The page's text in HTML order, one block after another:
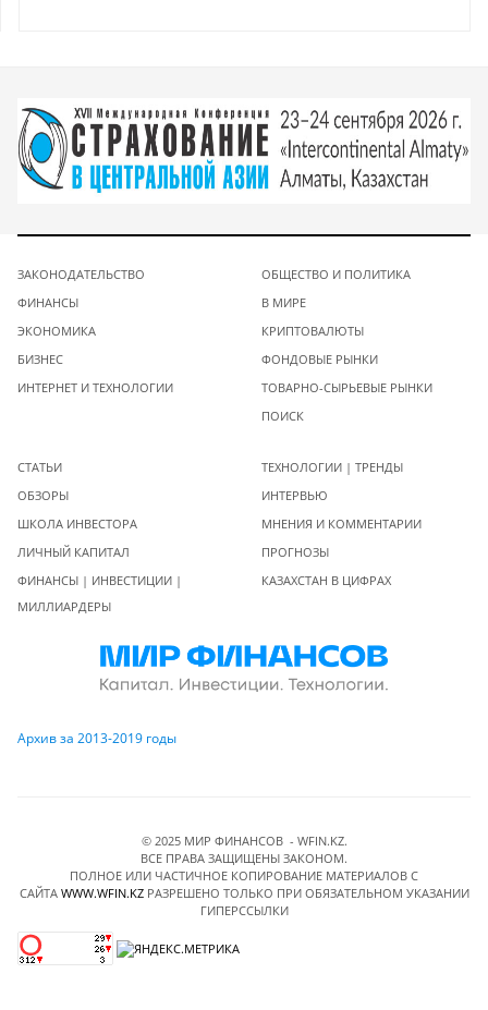
ЗАКОНОДАТЕЛЬСТВО
ФИНАНСЫ
ЭКОНОМИКА
БИЗНЕС
ИНТЕРНЕТ И ТЕХНОЛОГИИ
ОБЩЕСТВО И ПОЛИТИКА
В МИРЕ
КРИПТОВАЛЮТЫ
ФОНДОВЫЕ РЫНКИ
ТОВАРНО-СЫРЬЕВЫЕ РЫНКИ
ПОИСК
СТАТЬИ
ОБЗОРЫ
ШКОЛА ИНВЕСТОРА
ЛИЧНЫЙ КАПИТАЛ
ФИНАНСЫ | ИНВЕСТИЦИИ |
МИЛЛИАРДЕРЫ
ТЕХНОЛОГИИ | ТРЕНДЫ
ИНТЕРВЬЮ
МНЕНИЯ И КОММЕНТАРИИ
ПРОГНОЗЫ
КАЗАХСТАН В ЦИФРАХ
Архив за 2013-2019 годы
© 2025 МИР ФИНАНСОВ - WFIN.KZ.
ВСЕ ПРАВА ЗАЩИЩЕНЫ ЗАКОНОМ.
ПОЛНОЕ ИЛИ ЧАСТИЧНОЕ КОПИРОВАНИЕ МАТЕРИАЛОВ C
САЙТА WWW.WFIN.KZРАЗРЕШЕНО ТОЛЬКО ПРИ ОБЯЗАТЕЛЬНОМ УКАЗАНИИ
ГИПЕРССЫЛКИ